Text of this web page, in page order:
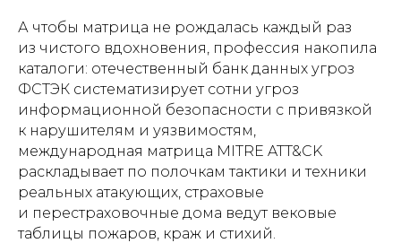
А чтобы матрица не рождалась каждый раз
из чистого вдохновения, профессия накопила
каталоги: отечественный банк данных угроз
ФСТЭК систематизирует сотни угроз
информационной безопасности с привязкой
к нарушителям и уязвимостям,
международная матрица MITRE ATT&CK
раскладывает по полочкам тактики и техники
реальных атакующих, страховые
и перестраховочные дома ведут вековые
таблицы пожаров, краж и стихий.